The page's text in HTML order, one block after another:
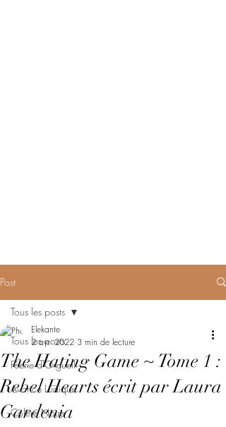
Post
Tous les posts
Féerie d'Orgueil
Avarice Ludique
Colère Noire
Tous les posts
The Hating Game ~ Tome 1 :
Rebel Hearts écrit par Laura
Gardenia
Elekante
2 avr. 2022 3 min de lecture